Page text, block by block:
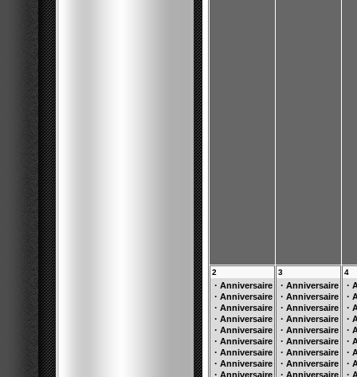
2
· Anniversaire
· Anniversaire
· Anniversaire
· Anniversaire
· Anniversaire
· Anniversaire
· Anniversaire
· Anniversaire
· Anniversaire
3
· Anniversaire
· Anniversaire
· Anniversaire
· Anniversaire
· Anniversaire
· Anniversaire
· Anniversaire
· Anniversaire
· Anniversaire
4
·
·
·
·
·
·
·
·
·